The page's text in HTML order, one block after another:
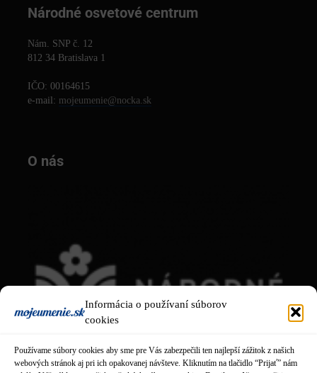
Informácia o používaní súborov
cookies
Používame súbory cookies aby sme pre Vás zabezpečili ten najlepší zážitok z našich
webových stránok aj pri ich opakovanej návšteve. Kliknutím na tlačidlo “Prijať” nám
Národné osvetové centrum
Nám. SNP č. 12
812 34 Bratislava 1
IČO: 00164615
e-mail: mojeumenie@nocka.sk
O nás